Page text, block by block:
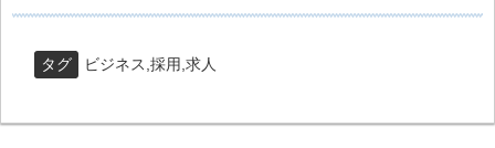
タグ ビジネス 採用 求人